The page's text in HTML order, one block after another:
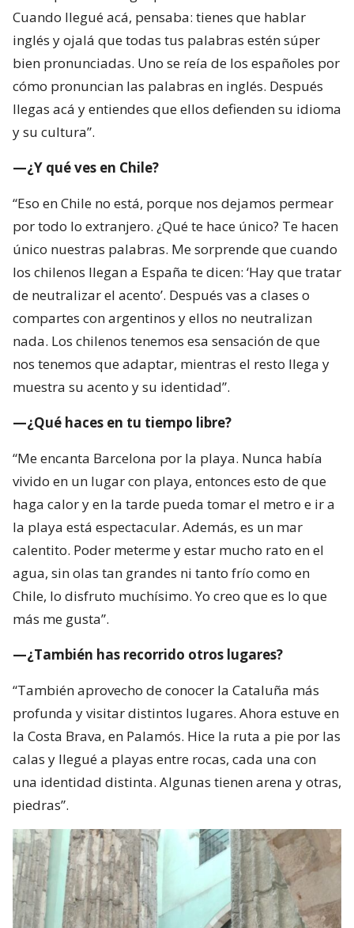
Cuando llegué acá, pensaba: tienes que hablar
inglés y ojalá que todas tus palabras estén súper
bien pronunciadas. Uno se reía de los españoles por
cómo pronuncian las palabras en inglés. Después
llegas acá y entiendes que ellos defienden su idioma
y su cultura”.
—¿Y qué ves en Chile?
“Eso en Chile no está, porque nos dejamos permear
por todo lo extranjero. ¿Qué te hace único? Te hacen
único nuestras palabras. Me sorprende que cuando
los chilenos llegan a España te dicen: ‘Hay que tratar
de neutralizar el acento’. Después vas a clases o
compartes con argentinos y ellos no neutralizan
nada. Los chilenos tenemos esa sensación de que
nos tenemos que adaptar, mientras el resto llega y
muestra su acento y su identidad”.
—¿Qué haces en tu tiempo libre?
“Me encanta Barcelona por la playa. Nunca había
vivido en un lugar con playa, entonces esto de que
haga calor y en la tarde pueda tomar el metro e ir a
la playa está espectacular. Además, es un mar
calentito. Poder meterme y estar mucho rato en el
agua, sin olas tan grandes ni tanto frío como en
Chile, lo disfruto muchísimo. Yo creo que es lo que
más me gusta”.
—¿También has recorrido otros lugares?
“También aprovecho de conocer la Cataluña más
profunda y visitar distintos lugares. Ahora estuve en
la Costa Brava, en Palamós. Hice la ruta a pie por las
calas y llegué a playas entre rocas, cada una con
una identidad distinta. Algunas tienen arena y otras,
piedras”.